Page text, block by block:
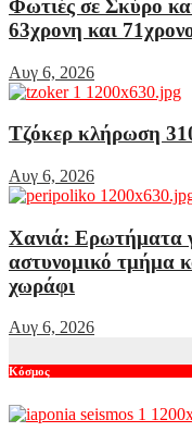
Φωτιές σε Σκύρο
63χρονη και
Αυγ 6, 2026
Τζόκερ κλήρωση
Αυγ 6, 2026
Χανιά: Ερωτήματα
αστυνομικό τμήμα
χωράφι
Αυγ 6, 2026
Κόσμος